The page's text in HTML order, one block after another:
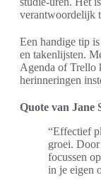
verantwoordelijk
Een handige tip
en takenlijsten.
Agenda of Trello
herinneringen
Quote van Jane
“Effectief
groei.
focussen
in je eigen